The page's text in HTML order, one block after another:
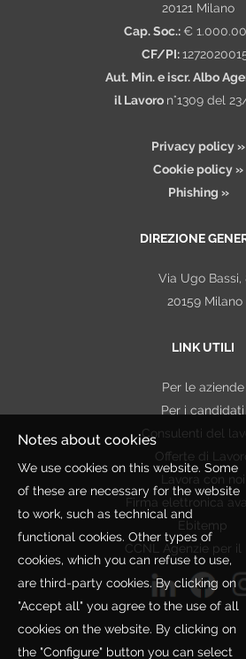
ai sensi dell'art. 9 del RGPD.
Può accadere in particolare che
svolgimento dell'attività
possesso, nei limiti di quanto
di dati che la legge definisce
l'altro, l'appartenenza a categoria
razziale ed etnica, le convinzioni
politiche, l'adesione a partiti,
politico o sindacale, nonché lo
regolamentare, nonché a
autorità a ciò legittimate e da
controllo. Qualora nei curricula
siano presenti dati non pertinenti
perseguita, Etjca si asterrà
informazioni.
In ogni caso tutti questi dati
rispetto della citata legge e degli
riservatezza cui si è sempre
dell'organizzazione.
PERIODO DI CONSERVAZIONE DEI
Al fine di rispondere online ad uno
20121 Milano
Cap. Soc.: €
CF/PI:
Aut. Min. e iscr. Albo
il Lavoro n°1309 del
Privacy policy »
Cookie policy »
Phishing »
DIREZIONE
Via Ugo Bassi,
20159 Milano
LINK UTILI
Per le aziende
Per i candidati
Consulenti del
Offerte di
Lavora con noi
Firma elettronica
Ebitemp
CCNL Agenzie per il
Notes about cookies
We use cookies on this website. Some
of these are necessary for the website
to work, such as technical and
functional cookies. Other types of
cookies, which you can refuse to use,
are third-party cookies. By clicking on
"Accept all" you agree to the use of all
cookies on the website. By clicking on
the "Configure" button you can select